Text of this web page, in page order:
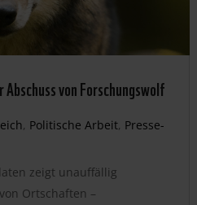
von Forschungswolf
, Politische Arbeit, Presse-
zeigt unauffällig
Ortschaften –